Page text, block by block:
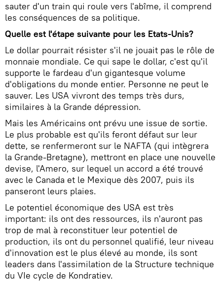
sauter d'un train qui roule vers l'abîme, il comprend
les conséquences de sa politique.
Quelle est l'étape suivante pour les Etats-Unis?
Le dollar pourrait résister s'il ne jouait pas le rôle de
monnaie mondiale. Ce qui sape le dollar, c'est qu'il
supporte le fardeau d'un gigantesque volume
d'obligations du monde entier. Personne ne peut le
sauver. Les USA vivront des temps très durs,
similaires à la Grande dépression.
Mais les Américains ont prévu une issue de sortie.
Le plus probable est qu'ils feront défaut sur leur
dette, se renfermeront sur le NAFTA (qui intègrera
la Grande-Bretagne), mettront en place une nouvelle
devise, l'Amero, sur lequel un accord a été trouvé
avec le Canada et le Mexique dès 2007, puis ils
panseront leurs plaies.
Le potentiel économique des USA est très
important: ils ont des ressources, ils n'auront pas
trop de mal à reconstituer leur potentiel de
production, ils ont du personnel qualifié, leur niveau
d'innovation est le plus élevé au monde, ils sont
leaders dans l'assimilation de la Structure technique
du VIe cycle de Kondratiev.